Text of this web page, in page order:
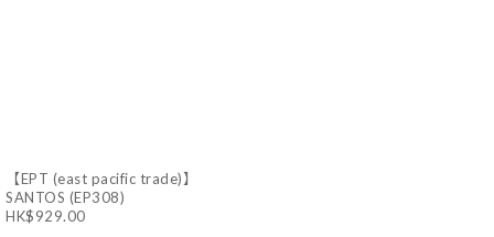
【EPT (east pacific trade)】
SANTOS (EP308)
HK$929.00